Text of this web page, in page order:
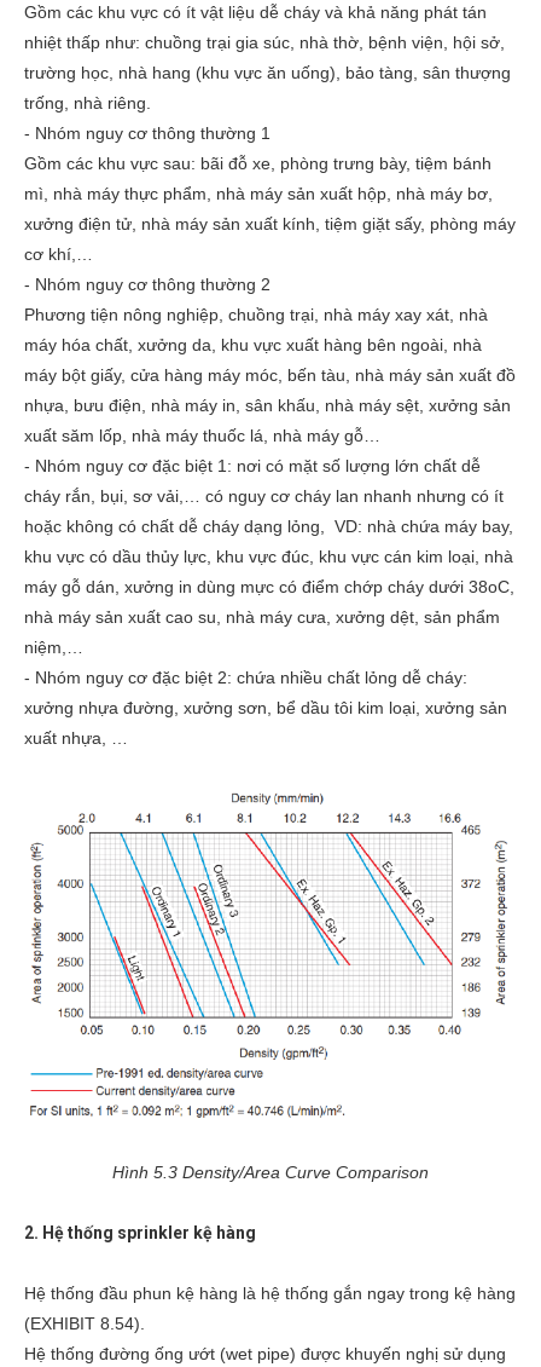
Gồm các khu vực có ít vật liệu dễ cháy và khả năng phát tán
nhiệt thấp như: chuồng trại gia súc, nhà thờ, bệnh viện, hội sở,
trường học, nhà hang (khu vực ăn uống), bảo tàng, sân thượng
trống, nhà riêng.
- Nhóm nguy cơ thông thường 1
Gồm các khu vực sau: bãi đỗ xe, phòng trưng bày, tiệm bánh
mì, nhà máy thực phẩm, nhà máy sản xuất hộp, nhà máy bơ,
xưởng điện tử, nhà máy sản xuất kính, tiệm giặt sấy, phòng máy
cơ khí,…
- Nhóm nguy cơ thông thường 2
Phương tiện nông nghiệp, chuồng trại, nhà máy xay xát, nhà
máy hóa chất, xưởng da, khu vực xuất hàng bên ngoài, nhà
máy bột giấy, cửa hàng máy móc, bến tàu, nhà máy sản xuất đồ
nhựa, bưu điện, nhà máy in, sân khấu, nhà máy sệt, xưởng sản
xuất săm lốp, nhà máy thuốc lá, nhà máy gỗ…
- Nhóm nguy cơ đặc biệt 1: nơi có mặt số lượng lớn chất dễ
cháy rắn, bụi, sơ vải,… có nguy cơ cháy lan nhanh nhưng có ít
hoặc không có chất dễ cháy dạng lỏng, VD: nhà chứa máy bay,
khu vực có dầu thủy lực, khu vực đúc, khu vực cán kim loại, nhà
máy gỗ dán, xưởng in dùng mực có điểm chớp cháy dưới 38oC,
nhà máy sản xuất cao su, nhà máy cưa, xưởng dệt, sản phẩm
niệm,…
- Nhóm nguy cơ đặc biệt 2: chứa nhiều chất lỏng dễ cháy:
xưởng nhựa đường, xưởng sơn, bể dầu tôi kim loại, xưởng sản
xuất nhựa, …
Hình 5.3 Density/Area Curve Comparison
2. Hệ thống sprinkler kệ hàng
Hệ thống đầu phun kệ hàng là hệ thống gắn ngay trong kệ hàng
(EXHIBIT 8.54).
Hệ thống đường ống ướt (wet pipe) được khuyến nghị sử dụng